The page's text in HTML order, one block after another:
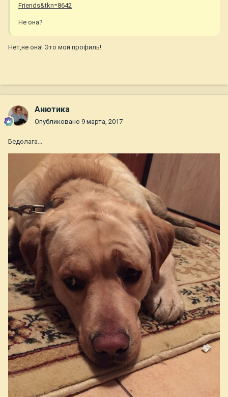
Friends&tkn=8642
Не она?
Нет,не она! Это мой профиль!
Анютика
Опубликовано 9 марта, 2017
Бедолага...